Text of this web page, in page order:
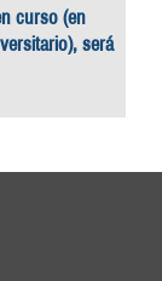
curso (en
será